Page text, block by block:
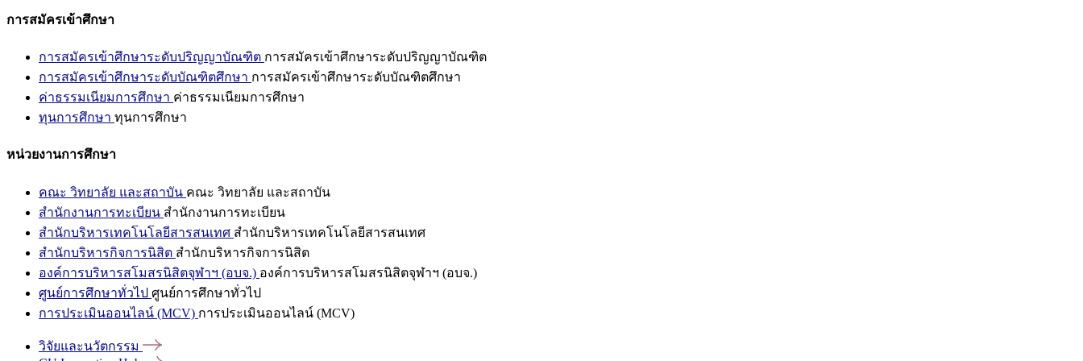
การสมัครเข้าศึกษา
การสมัครเข้าศึกษาระดับปริญญาบัณฑิต การสมัครเข้าศึกษาระดับปริญญาบัณฑิต
การสมัครเข้าศึกษาระดับบัณฑิตศึกษา การสมัครเข้าศึกษาระดับบัณฑิตศึกษา
ค่าธรรมเนียมการศึกษา ค่าธรรมเนียมการศึกษา
ทุนการศึกษา ทุนการศึกษา
หน่วยงานการศึกษา
คณะ วิทยาลัย และสถาบัน คณะ วิทยาลัย และสถาบัน
สำนักงานการทะเบียน สำนักงานการทะเบียน
สำนักบริหารเทคโนโลยีสารสนเทศ สำนักบริหารเทคโนโลยีสารสนเทศ
สำนักบริหารกิจการนิสิต สำนักบริหารกิจการนิสิต
องค์การบริหารสโมสรนิสิตจุฬาฯ (อบจ.) องค์การบริหารสโมสรนิสิตจุฬาฯ (อบจ.)
ศูนย์การศึกษาทั่วไป ศูนย์การศึกษาทั่วไป
การประเมินออนไลน์ (MCV) การประเมินออนไลน์ (MCV)
วิจัยและนวัตกรรม